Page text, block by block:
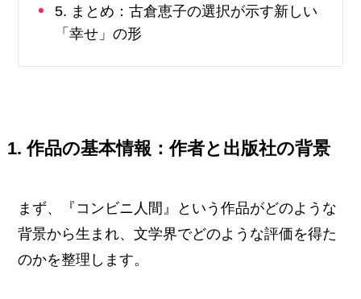
5. まとめ：古倉恵子の選択が示す新しい
「幸せ」の形
1. 作品の基本情報：作者と出版社の背景
まず、『コンビニ人間』という作品がどのような
背景から生まれ、文学界でどのような評価を得た
のかを整理します。